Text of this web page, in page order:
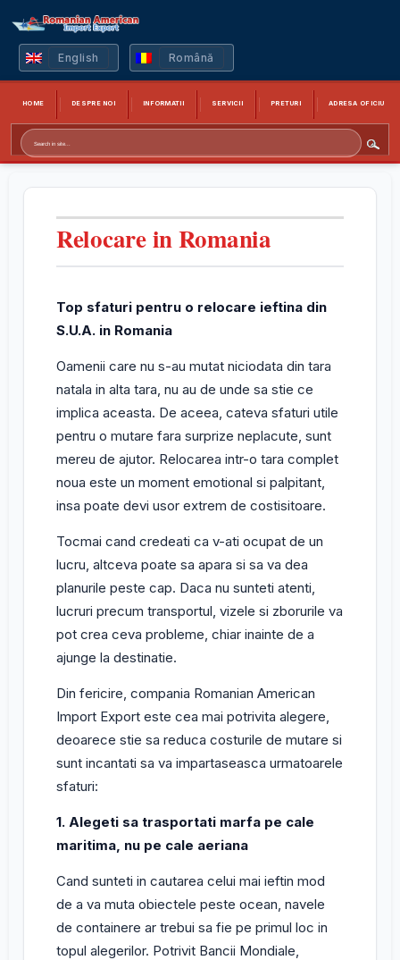
English Română
HOME DESPRE NOI INFORMATII SERVICII PRETURI ADRESA OFICIU
Relocare in Romania
Top sfaturi pentru o relocare ieftina din
S.U.A. in Romania
Oamenii care nu s-au mutat niciodata din tara
natala in alta tara, nu au de unde sa stie ce
implica aceasta. De aceea, cateva sfaturi utile
pentru o mutare fara surprize neplacute, sunt
mereu de ajutor. Relocarea intr-o tara complet
noua este un moment emotional si palpitant,
insa poate devi usor extrem de costisitoare.
Tocmai cand credeati ca v-ati ocupat de un
lucru, altceva poate sa apara si sa va dea
planurile peste cap. Daca nu sunteti atenti,
lucruri precum transportul, vizele si zborurile va
pot crea ceva probleme, chiar inainte de a
ajunge la destinatie.
Din fericire, compania Romanian American
Import Export este cea mai potrivita alegere,
deoarece stie sa reduca costurile de mutare si
sunt incantati sa va impartaseasca urmatoarele
sfaturi:
1. Alegeti sa trasportati marfa pe cale
maritima, nu pe cale aeriana
Cand sunteti in cautarea celui mai ieftin mod
de a va muta obiectele peste ocean, navele
de containere ar trebui sa fie pe primul loc in
topul alegerilor. Potrivit Bancii Mondiale,